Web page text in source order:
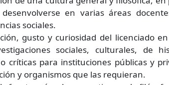
desenvolverse en varias áreas
sociales.
gusto y curiosidad del licenciado
sociales, culturales, de
críticas para instituciones públicas y
y organismos que las requieran.